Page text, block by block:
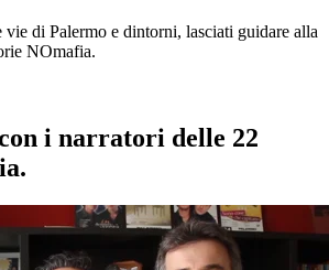
di Palermo e dintorni, lasciati guidare alla
NOmafia.
i narratori delle 22